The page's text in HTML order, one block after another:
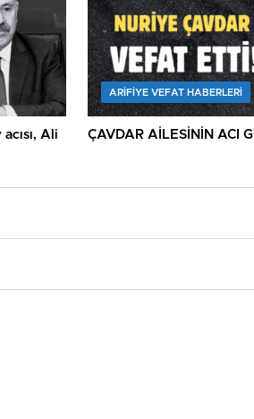
Ali
ARIFIYE VEFAT HABERLERI
ÇAVDAR AİLESİNİN ACI